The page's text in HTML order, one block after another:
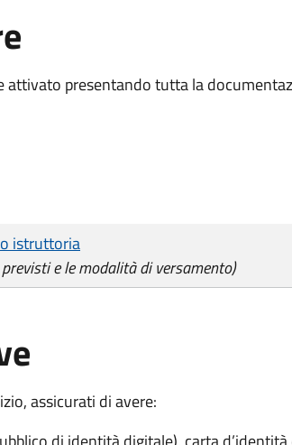
attivato presentando tutta la
istruttoria
e le modalità di versamento)
assicurati di avere: